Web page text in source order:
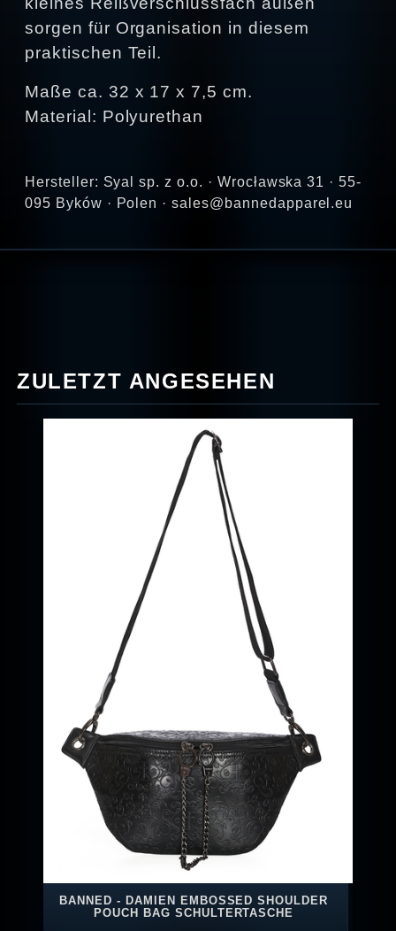
sorgen für Organisation in diesem
praktischen Teil.
Maße ca. 32 x 17 x 7,5 cm.
Material: Polyurethan
Hersteller: Syal sp. z o.o. · Wrocławska 31 · 55-
095 Byków · Polen · sales@bannedapparel.eu
ZULETZT ANGESEHEN
BANNED - DAMIEN EMBOSSED SHOULDER
POUCH BAG SCHULTERTASCHE